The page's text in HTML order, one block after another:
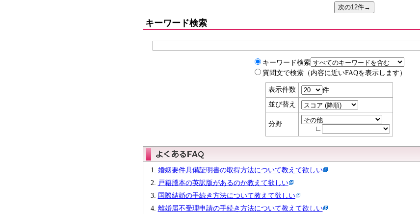
キーワード検索
キーワード検索
質問文で検索（内容に近いFAQを表示します）
表示件数
件
並び替え
分野
∟
婚姻要件具備証明書の取得方法について教えて欲しい
戸籍謄本の英訳版があるのか教えて欲しい
国際結婚の手続き方法について教えて欲しい
離婚届不受理申請の手続き方法について教えて欲しい